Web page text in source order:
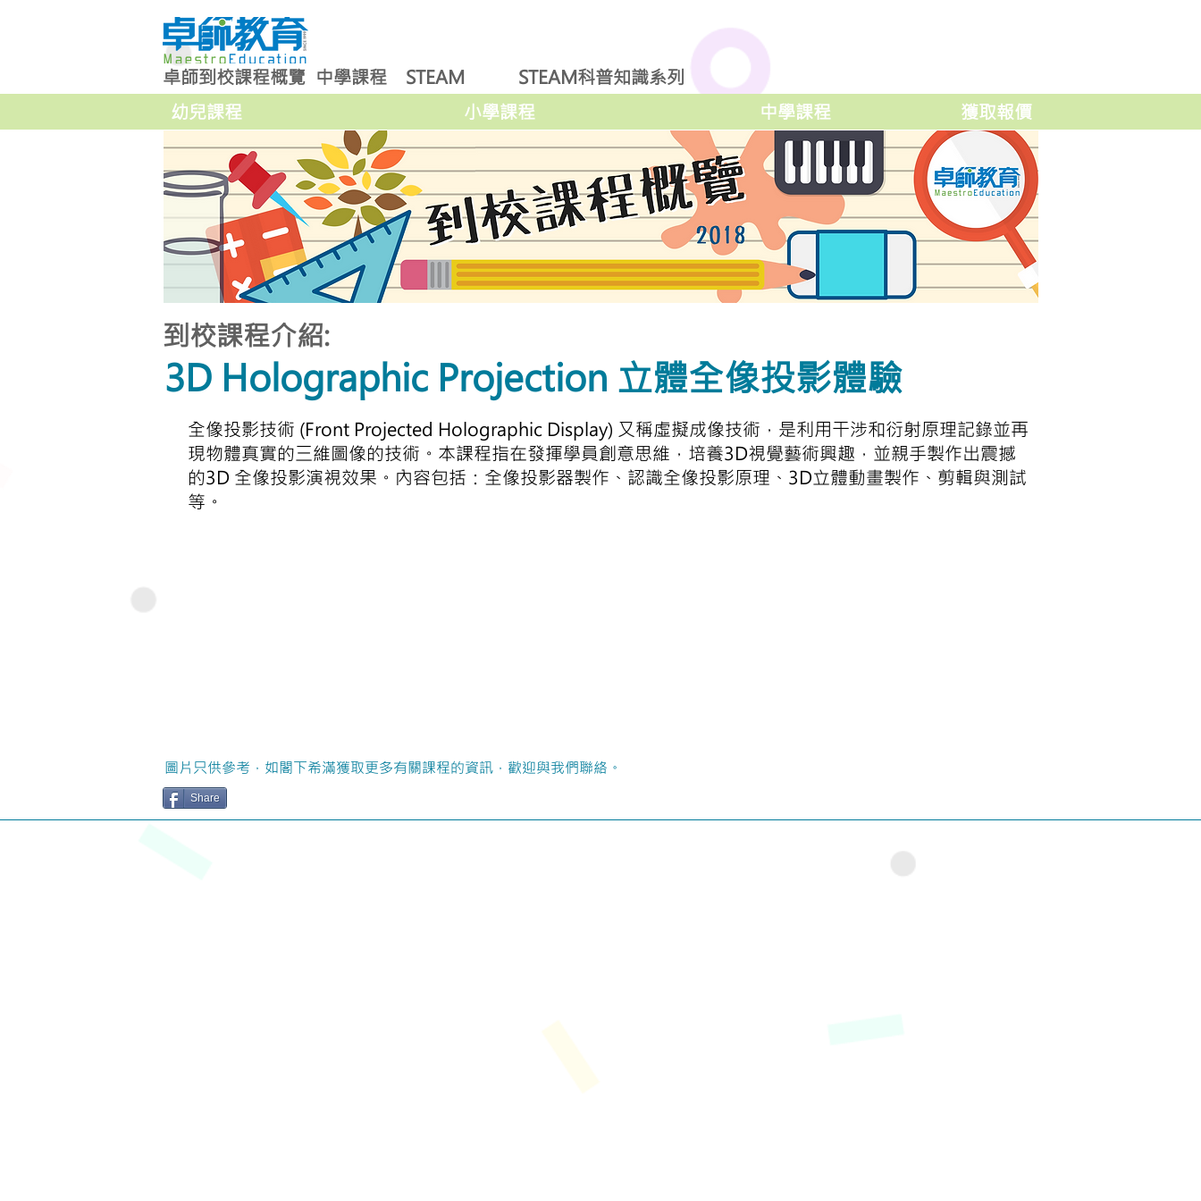
卓師到校課程概覽 中學課程 STEAM
STEAM科普知識系列
幼兒課程
小學課程 中學課程 獲取報價
到校課程介紹:
3D Holographic Projection 立體全像投影體驗
全像投影技術 (Front Projected Holographic Display) 又稱虛擬成像技術，是利用干涉和衍射原理記錄並再
現物體真實的三維圖像的技術。本課程指在發揮學員創意思維，培養3D視覺藝術興趣，並親手製作出震撼
的3D 全像投影演視效果。內容包括：全像投影器製作、認識全像投影原理、3D立體動畫製作、剪輯與測試
等。
圖片只供參考，如閣下希滿獲取更多有關課程的資訊，歡迎與我們聯絡。
Share